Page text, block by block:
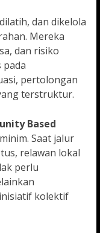
dan dikelola
Mereka
dan risiko
pada
pertolongan
terstruktur.
Based
Saat jalur
relawan lokal
perlu
kolektif